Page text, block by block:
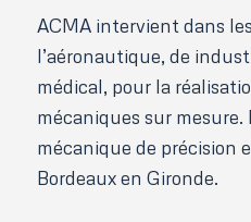
ACMAintervient dans
l’aéronautique, de
médical, pour la
mécaniques sur
mécanique de précision
Bordeaux en Gironde.